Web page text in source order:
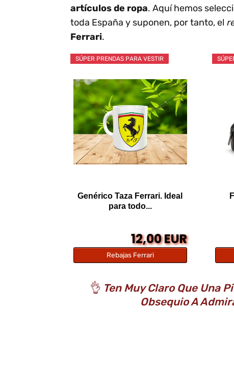
artículos de ropa. Aquí hemos
toda España y suponen, por tanto, el
Ferrari.
SÚPER PRENDAS PARA VESTIR
Genérico Taza Ferrari. Ideal
para todo...
12,00 EUR
Rebajas Ferrari
👌 Ten Muy Claro Que Una
Obsequio A